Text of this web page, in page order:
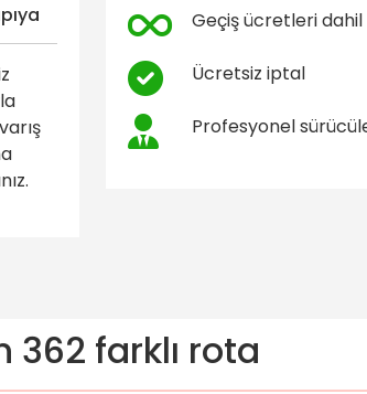
Geçiş ücretleri dahil
Ücretsiz iptal
Profesyonel
362 farklı rota